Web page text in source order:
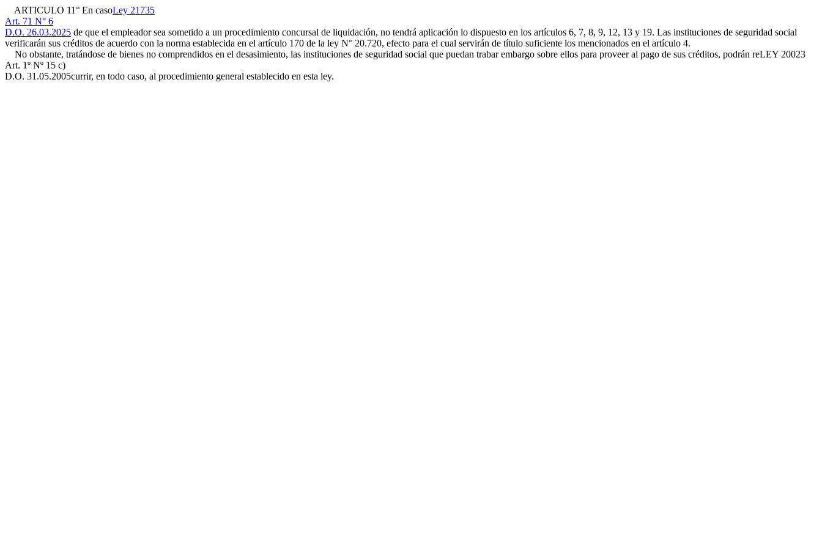
ARTICULO 11° En casoLey 21735
Art. 71 N° 6
D.O. 26.03.2025 de que el empleador sea sometido a un procedimiento concursal de liquidación, no tendrá aplicación lo dispuesto en los artículos 6, 7, 8, 9, 12, 13 y 19. Las instituciones de seguridad social
verificarán sus créditos de acuerdo con la norma establecida en el artículo 170 de la ley N° 20.720, efecto para el cual servirán de título suficiente los mencionados en el artículo 4.
No obstante, tratándose de bienes no comprendidos en el desasimiento, las instituciones de seguridad social que puedan trabar embargo sobre ellos para proveer al pago de sus créditos, podrán reLEY 20023
Art. 1º Nº 15 c)
D.O. 31.05.2005currir, en todo caso, al procedimiento general establecido en esta ley.